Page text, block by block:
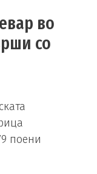
во
со
поени